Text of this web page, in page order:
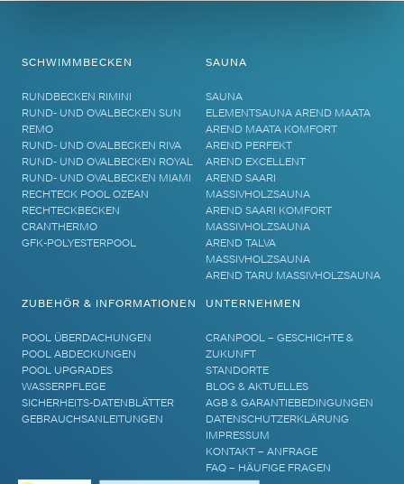
SCHWIMMBECKEN
RUNDBECKEN RIMINI
RUND- UND OVALBECKEN SUN
REMO
RUND- UND OVALBECKEN RIVA
RUND- UND OVALBECKEN ROYAL
RUND- UND OVALBECKEN MIAMI
RECHTECK POOL OZEAN
RECHTECKBECKEN
CRANTHERMO
GFK-POLYESTERPOOL
SAUNA
SAUNA
ELEMENTSAUNA AREND MAATA
AREND MAATA KOMFORT
AREND PERFEKT
AREND EXCELLENT
AREND SAARI
MASSIVHOLZSAUNA
AREND SAARI KOMFORT
MASSIVHOLZSAUNA
AREND TALVA
MASSIVHOLZSAUNA
AREND TARU MASSIVHOLZSAUNA
ZUBEHÖR & INFORMATIONEN
POOL ÜBERDACHUNGEN
POOL ABDECKUNGEN
POOL UPGRADES
WASSERPFLEGE
SICHERHEITS-DATENBLÄTTER
GEBRAUCHSANLEITUNGEN
UNTERNEHMEN
CRANPOOL – GESCHICHTE &
ZUKUNFT
STANDORTE
BLOG & AKTUELLES
AGB & GARANTIEBEDINGUNGEN
DATENSCHUTZERKLÄRUNG
IMPRESSUM
KONTAKT – ANFRAGE
FAQ – HÄUFIGE FRAGEN